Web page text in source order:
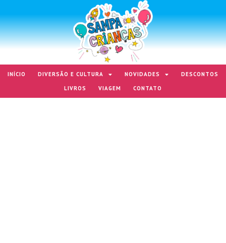
INÍCIO DIVERSÃO E CULTURA NOVIDADES
DESCONTOS
LIVROS
VIAGEM CONTATO